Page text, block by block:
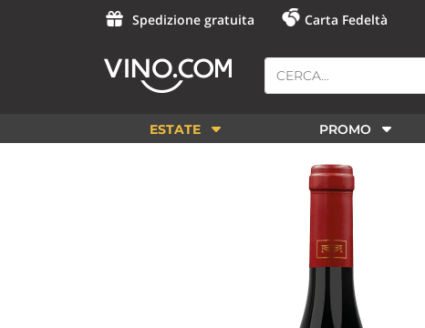
Spedizione gratuita Carta Fedeltà
ESTATE PROMO